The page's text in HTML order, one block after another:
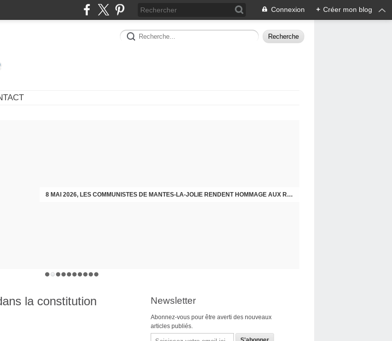
Connexion + Créer mon blog
8 MAI 2026, LES COMMUNISTES DE MANTES-LA-JOLIE RENDENT HOMMAGE AUX RÉSISTANTS.
VOEUX DES COMMUNISTES DIMANCHE DERNIER. COMPRENDRE POUR AGIR
la constitution
Newsletter
Abonnez-vous pour être averti des nouveaux
articles publiés.
Email